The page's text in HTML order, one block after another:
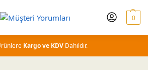
0
Kargo ve KDV Dahildir.